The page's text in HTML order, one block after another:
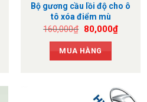
Bộ gương cầu lồi độ cho ô
tô xóa điểm mù
160,000₫ Giá
là:
160,000₫.
80,000₫Giá
MUA HÀNG